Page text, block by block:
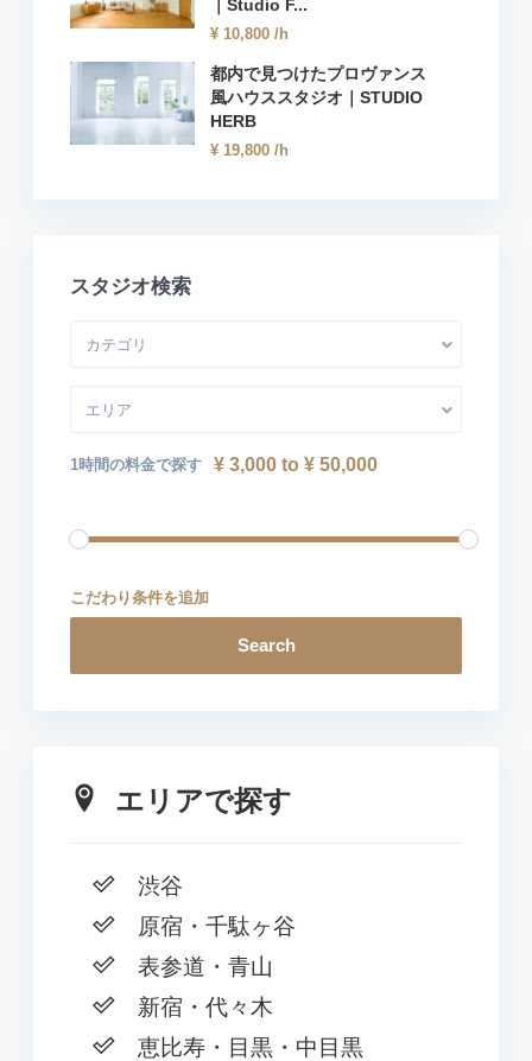
｜Studio F...
¥ 10,800 /h
都内で見つけたプロヴァンス
風ハウススタジオ｜STUDIO
HERB
¥ 19,800 /h
スタジオ検索
カテゴリ
エリア
1時間の料金で探す ¥ 3,000 to ¥ 50,000
こだわり条件を追加
Search
エリアで探す
渋谷
原宿・千駄ヶ谷
表参道・青山
新宿・代々木
恵比寿・目黒・中目黒